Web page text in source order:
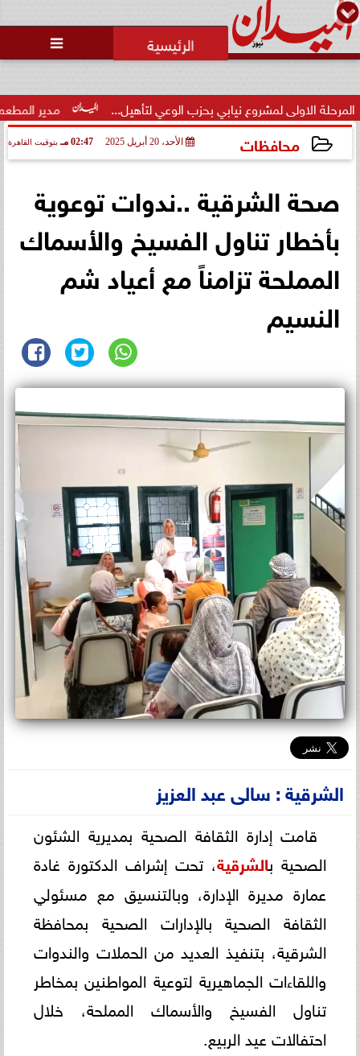

مدير المطعم عن واقعة منع سيدة من بحزب الوعي لتأهيل...
محافظات الأحد، 20 أبريل 2025 02:47 مـ بتوقيت القاهرة
صحة الشرقية ..ندوات توعوية
بأخطار تناول الفسيخ والأسماك
المملحة تزامناً مع أعياد شم
النسيم
الشرقية : سالى عبد العزيز
قامت إدارة الثقافة الصحية بمديرية الشئون
الصحية بالشرقية، تحت إشراف الدكتورة غادة
عمارة مديرة الإدارة، وبالتنسيق مع مسئولي
الثقافة الصحية بالإدارات الصحية بمحافظة
الشرقية، بتنفيذ العديد من الحملات والندوات
واللقاءات الجماهيرية لتوعية المواطنين بمخاطر
تناول الفسيخ والأسماك المملحة، خلال
احتفالات عيد الربيع.
وزارة الداخلية تفتح باب التقديم
لحج القرعة 2027.. اعرف الشروط